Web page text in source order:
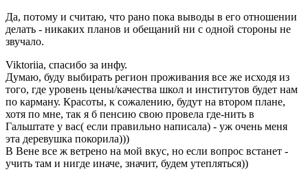
Да, потому и считаю, что рано пока выводы в его отношении
делать - никаких планов и обещаний ни с одной стороны не
звучало.
Viktoriia, спасибо за инфу.
Думаю, буду выбирать регион проживания все же исходя из
того, где уровень цены/качества школ и институтов будет нам
по карману. Красоты, к сожалению, будут на втором плане,
хотя по мне, так я б пенсию свою провела где-нить в
Гальштате у вас( если правильно написала) - уж очень меня
эта деревушка покорила)))
В Вене все ж ветрено на мой вкус, но если вопрос встанет -
учить там и нигде иначе, значит, будем утепляться))